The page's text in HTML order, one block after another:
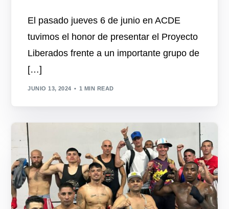
El pasado jueves 6 de junio en ACDE
tuvimos el honor de presentar el Proyecto
Liberados frente a un importante grupo de
[…]
JUNIO 13, 2024 1 MIN READ